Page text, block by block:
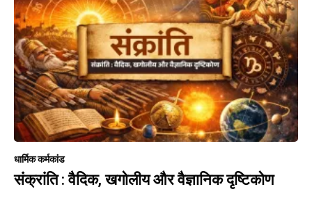
धार्मिक कर्मकांड
संक्रांति : वैदिक, खगोलीय और वैज्ञानिक दृष्टिकोण